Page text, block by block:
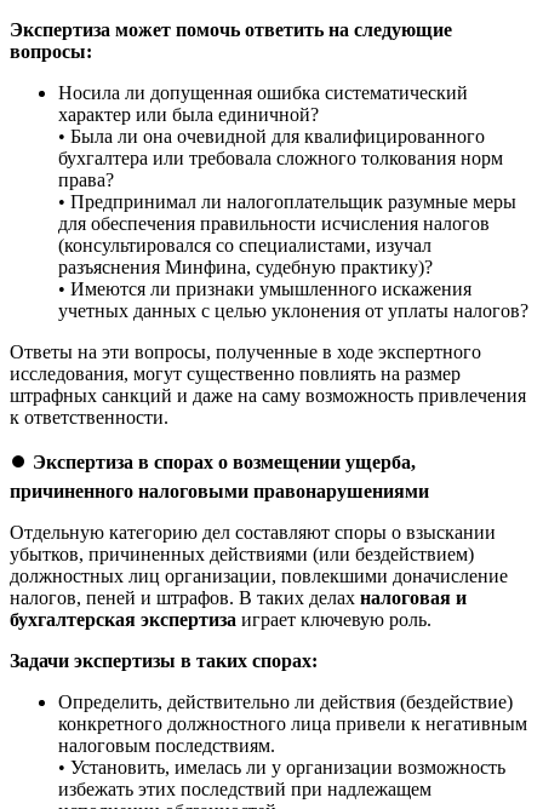
Экспертиза может помочь ответить на следующие
вопросы:
Носила ли допущенная ошибка систематический
характер или была единичной?
• Была ли она очевидной для квалифицированного
бухгалтера или требовала сложного толкования норм
права?
• Предпринимал ли налогоплательщик разумные меры
для обеспечения правильности исчисления налогов
(консультировался со специалистами, изучал
разъяснения Минфина, судебную практику)?
• Имеются ли признаки умышленного искажения
учетных данных с целью уклонения от уплаты налогов?
Ответы на эти вопросы, полученные в ходе экспертного
исследования, могут существенно повлиять на размер
штрафных санкций и даже на саму возможность привлечения
к ответственности.
⏺️ Экспертиза в спорах о возмещении ущерба,
причиненного налоговыми правонарушениями
Отдельную категорию дел составляют споры о взыскании
убытков, причиненных действиями (или бездействием)
должностных лиц организации, повлекшими доначисление
налогов, пеней и штрафов. В таких делах налоговая и
бухгалтерская экспертиза играет ключевую роль.
Задачи экспертизы в таких спорах:
Определить, действительно ли действия (бездействие)
конкретного должностного лица привели к негативным
налоговым последствиям.
• Установить, имелась ли у организации возможность
избежать этих последствий при надлежащем